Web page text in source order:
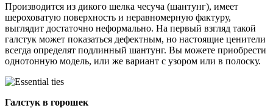
Производится из дикого шелка чесуча (шантунг), имеет
шероховатую поверхность и неравномерную фактуру,
выглядит достаточно неформально. На первый взгляд такой
галстук может показаться дефектным, но настоящие ценители
всегда определят подлинный шантунг. Вы можете приобрести
однотонную модель, или же вариант с узором или в полоску.
Галстук в горошек